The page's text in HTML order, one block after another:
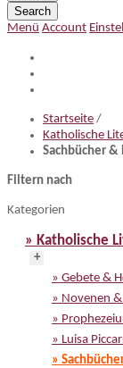
Search
Menü Account
Startseite /
Katholische
Sachbücher &
Filtern nach
Kategorien
» Katholische
+
» Gebete &
» Novenen
»
» Luisa
»